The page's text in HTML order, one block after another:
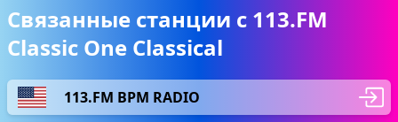
Связанные станции с 113.FM
Classic One Classical
113.FM BPM RADIO